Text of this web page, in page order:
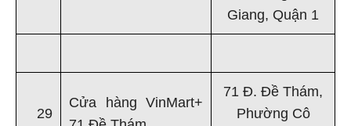
Giang, Quận 1
29
Cửa hàng VinMart+
71 Đ. Đề Thám,
Phường Cô